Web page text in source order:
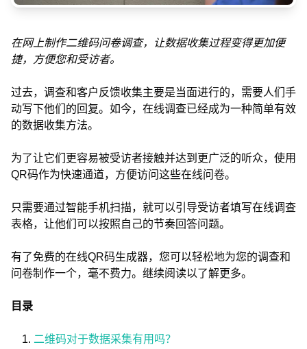
在网上制作二维码问卷调查，让数据收集过程变得更加便
捷，方便您和受访者。
过去，调查和客户反馈收集主要是当面进行的，需要人们手
动写下他们的回复。如今，在线调查已经成为一种简单有效
的数据收集方法。
为了让它们更容易被受访者接触并达到更广泛的听众，使用
QR码作为快速通道，方便访问这些在线问卷。
只需要通过智能手机扫描，就可以引导受访者填写在线调查
表格，让他们可以按照自己的节奏回答问题。
有了免费的在线QR码生成器，您可以轻松地为您的调查和
问卷制作一个，毫不费力。继续阅读以了解更多。
目录
二维码对于数据采集有用吗？